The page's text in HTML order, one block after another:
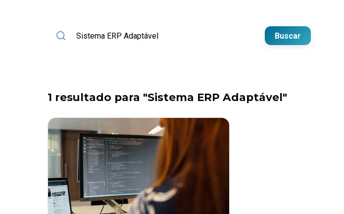
Buscar
1 resultado para "Sistema ERP Adaptável"